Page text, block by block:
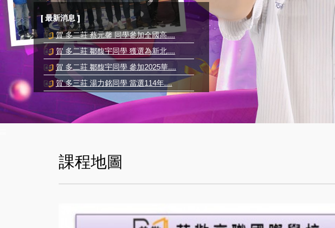
[ 最新消息 ]
賀 多二莊 蔡元馨 同學參加全國高....
賀 多二莊 鄒馥宇同學 獲選為新北....
賀 多二莊 鄒馥宇同學 參加2025華....
賀 多三莊 湯力銘同學 當選114年....
賀 多二莊 利昀珈同學 參加2025華....
課程地圖